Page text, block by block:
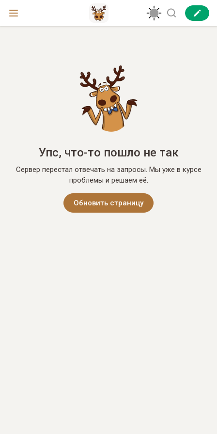
Упс, что-то пошло не так
Сервер перестал отвечать на запросы. Мы уже в курсе
проблемы и решаем её.
Обновить страницу